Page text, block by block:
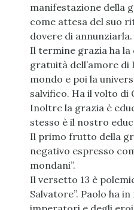
manifestazione della
come attesa del suo
dovere di annunziarla.
Il termine grazia ha
gratuità dell’amore di
mondo e poi la
salvifico. Ha il volto di
Inoltre la grazia è
stesso è il nostro
Il primo frutto della
negativo espresso
mondani”.
Il versetto 13 è
Salvatore”. Paolo ha